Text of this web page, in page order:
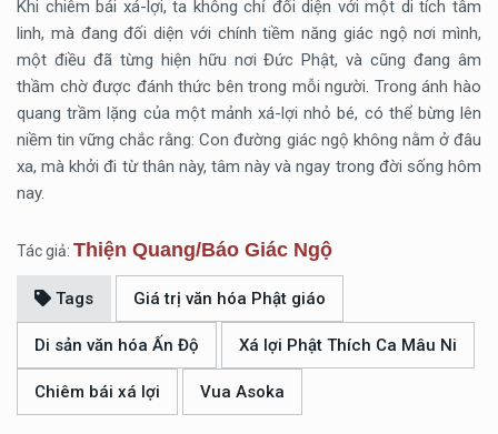
Khi chiêm bái xá-lợi, ta không chỉ đối diện với một di tích tâm
linh, mà đang đối diện với chính tiềm năng giác ngộ nơi mình,
một điều đã từng hiện hữu nơi Đức Phật, và cũng đang âm
thầm chờ được đánh thức bên trong mỗi người. Trong ánh hào
quang trầm lặng của một mảnh xá-lợi nhỏ bé, có thể bừng lên
niềm tin vững chắc rằng: Con đường giác ngộ không nằm ở đâu
xa, mà khởi đi từ thân này, tâm này và ngay trong đời sống hôm
nay.
Tác giả: Thiện Quang/Báo Giác Ngộ
Tags Giá trị văn hóa Phật giáo
Di sản văn hóa Ấn Độ Xá lợi Phật Thích Ca Mâu Ni
Chiêm bái xá lợi Vua Asoka